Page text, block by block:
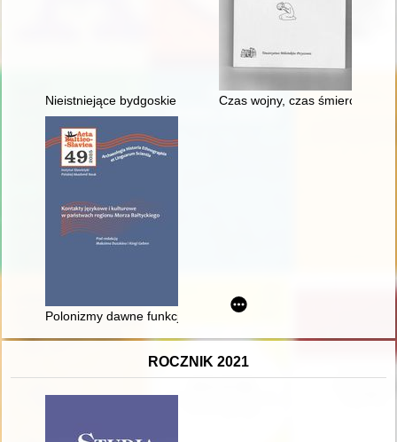
Nieistniejące bydgoskie pomniki i tablice pamiątkowe
Czas wojny, czas śmierci :
Polonizmy dawne funkcjonujące w rosyjskiej gwarze
ROCZNIK 2021